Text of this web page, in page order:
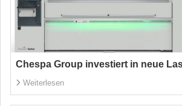
Chespa Group investiert in neue
Weiterlesen